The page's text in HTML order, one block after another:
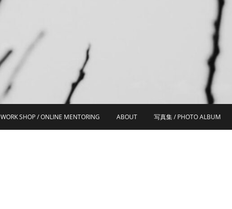
WORK SHOP / ONLINE MENTORING ABOUT 写真集 / PHOTO ALBUM